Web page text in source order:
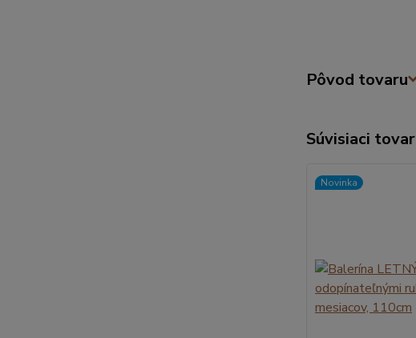
Pôvod tovaru
Súvisiaci tovar
Novinka